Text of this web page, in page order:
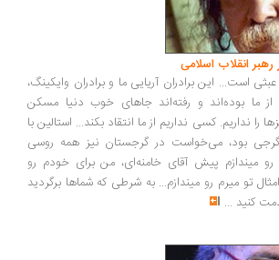
اسلامی
این برادران آریایی ما و برادران وایکینگ،
و رفته‌اند جاهای خوب دنیا مسکن
کسی نداریم از ما انتقاد بکند... استالین با
می‌خواست در گرجستان نیز همه روسی
پیش آقای خامنه‌ای، من برای خودم رو
میرم رو میندازم... به شرطی که شماها برگردید
...